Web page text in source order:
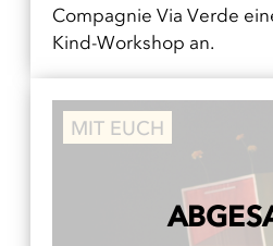
Compagnie Via Verde
Kind-Workshop an.
MIT EUCH